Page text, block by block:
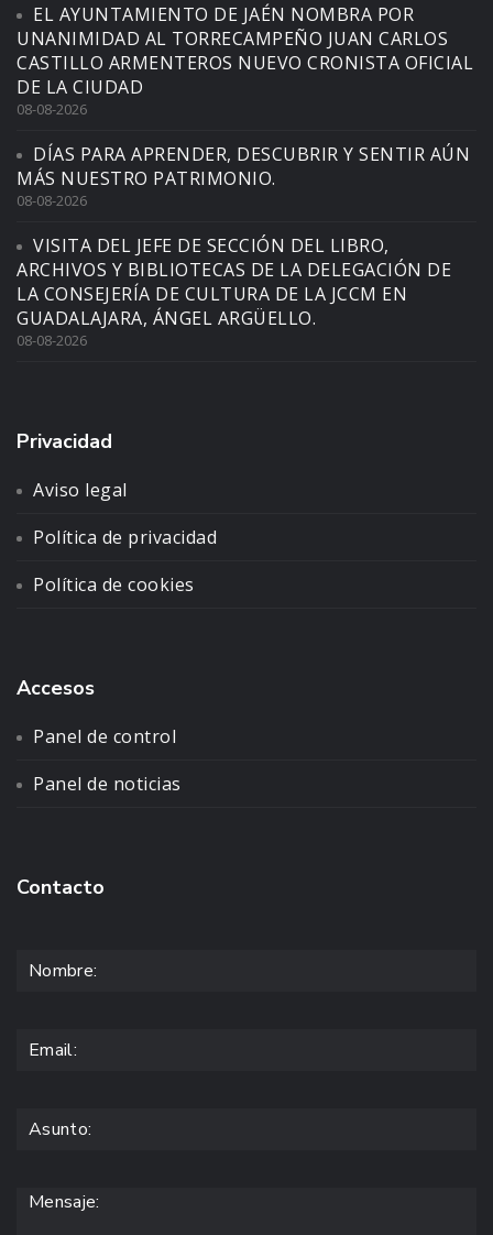
EL AYUNTAMIENTO DE JAÉN NOMBRA POR
UNANIMIDAD AL TORRECAMPEÑO JUAN CARLOS
CASTILLO ARMENTEROS NUEVO CRONISTA OFICIAL
DE LA CIUDAD
08-08-2026
DÍAS PARA APRENDER, DESCUBRIR Y SENTIR AÚN
MÁS NUESTRO PATRIMONIO.
08-08-2026
VISITA DEL JEFE DE SECCIÓN DEL LIBRO,
ARCHIVOS Y BIBLIOTECAS DE LA DELEGACIÓN DE
LA CONSEJERÍA DE CULTURA DE LA JCCM EN
GUADALAJARA, ÁNGEL ARGÜELLO.
08-08-2026
Privacidad
Aviso legal
Política de privacidad
Política de cookies
Accesos
Panel de control
Panel de noticias
Contacto